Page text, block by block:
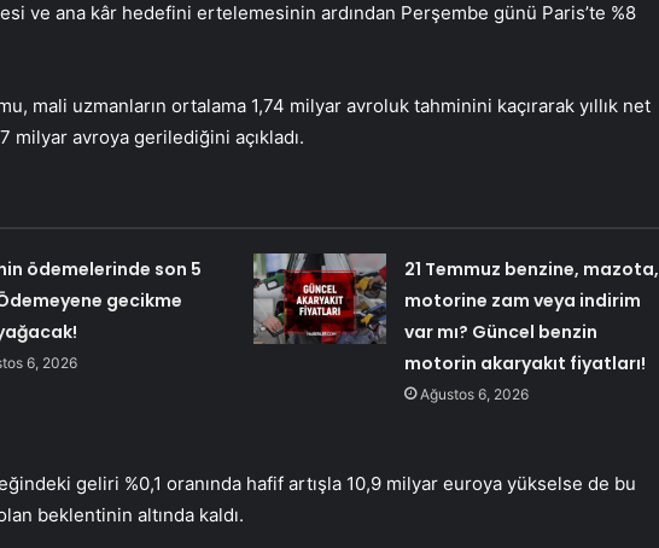
ve ana kâr hedefini ertelemesinin ardından Perşembe günü Paris’te %8
mali uzmanların ortalama 1,74 milyar avroluk tahminini kaçırarak yıllık net
milyar avroya gerilediğini açıkladı.
ödemelerinde son 5
gecikme
6, 2026
21 Temmuz benzine, mazota,
motorine zam veya indirim
var mı? Güncel benzin
motorin akaryakıt fiyatları!
Ağustos 6, 2026
geliri %0,1 oranında hafif artışla 10,9 milyar euroya yükselse de bu
beklentinin altında kaldı.